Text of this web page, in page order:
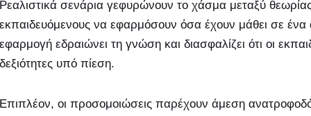
Ρεαλιστικά σενάρια γεφυρώνουν το χάσμα μεταξύ
εκπαιδευόμενους να εφαρμόσουν όσα έχουν μάθει σε
εφαρμογή εδραιώνει τη γνώση και διασφαλίζει ότι οι
δεξιότητες υπό πίεση.
Επιπλέον, οι προσομοιώσεις παρέχουν άμεση